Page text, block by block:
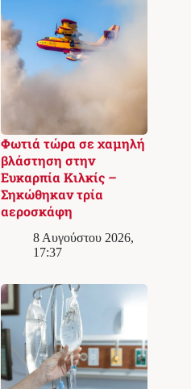
Φωτιά τώρα σε χαμηλή
βλάστηση στην
Ευκαρπία Κιλκίς –
Σηκώθηκαν τρία
αεροσκάφη
8 Αυγούστου 2026,
17:37